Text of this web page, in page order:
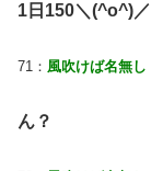
1日150＼(^o^)／
71： 風吹けば名無し
ん？